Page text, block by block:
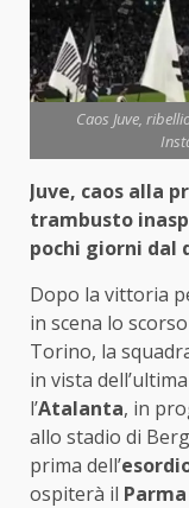
Caos Juve,
Juve, caos alla
trambusto
pochi giorni dal
Dopo la vittoria
in scena lo
Torino, la
in vista
l’Atalanta, in
allo stadio di
prima dell’
ospiterà il Parma